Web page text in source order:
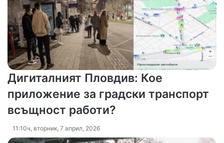
Дигиталният Пловдив: Кое
приложение за градски транспорт
всъщност работи?
11:10ч, вторник, 7 април, 2026